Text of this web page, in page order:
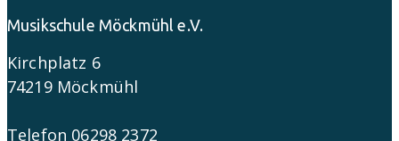
Musikschule Möckmühl e.V.
Kirchplatz 6
74219 Möckmühl
Telefon 06298 2372